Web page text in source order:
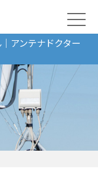
アンテナドクター